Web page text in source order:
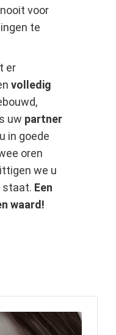
voor
te
er
volledig
uw partner
in goede
oren
we u
staat. Een
waard!